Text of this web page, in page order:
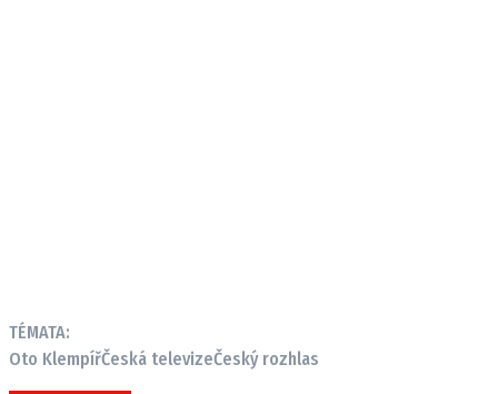
TÉMATA:
Oto KlempířČeská televizeČeský rozhlas